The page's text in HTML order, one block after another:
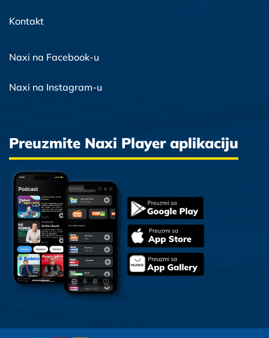
Kontakt
Naxi na Facebook-u
Naxi na Instagram-u
Preuzmite Naxi Player aplikaciju